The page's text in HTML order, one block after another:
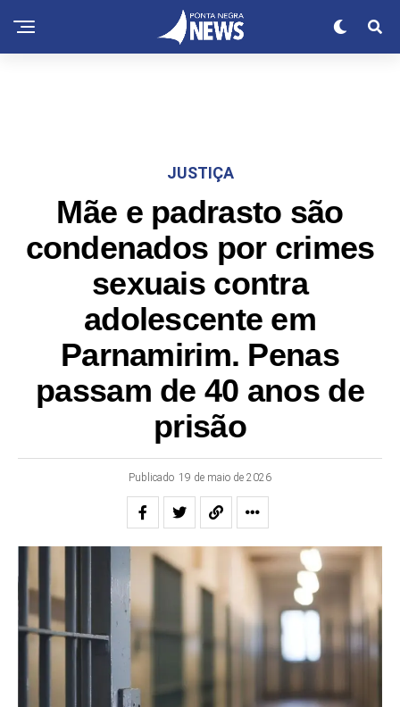
JUSTIÇA
Mãe e padrasto são
condenados por crimes
sexuais contra
adolescente em
Parnamirim. Penas
passam de 40 anos de
prisão
Publicado 19 de maio de 2026